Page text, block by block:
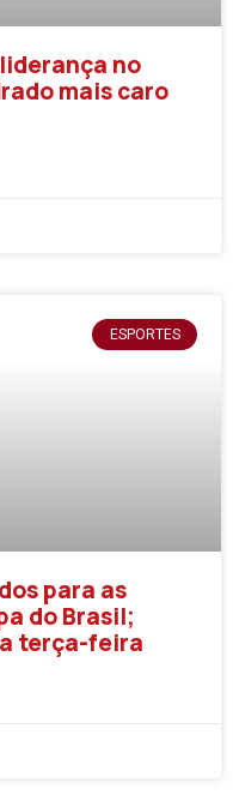
no
mais caro
ESPORTES
para as
do Brasil;
terça-feira